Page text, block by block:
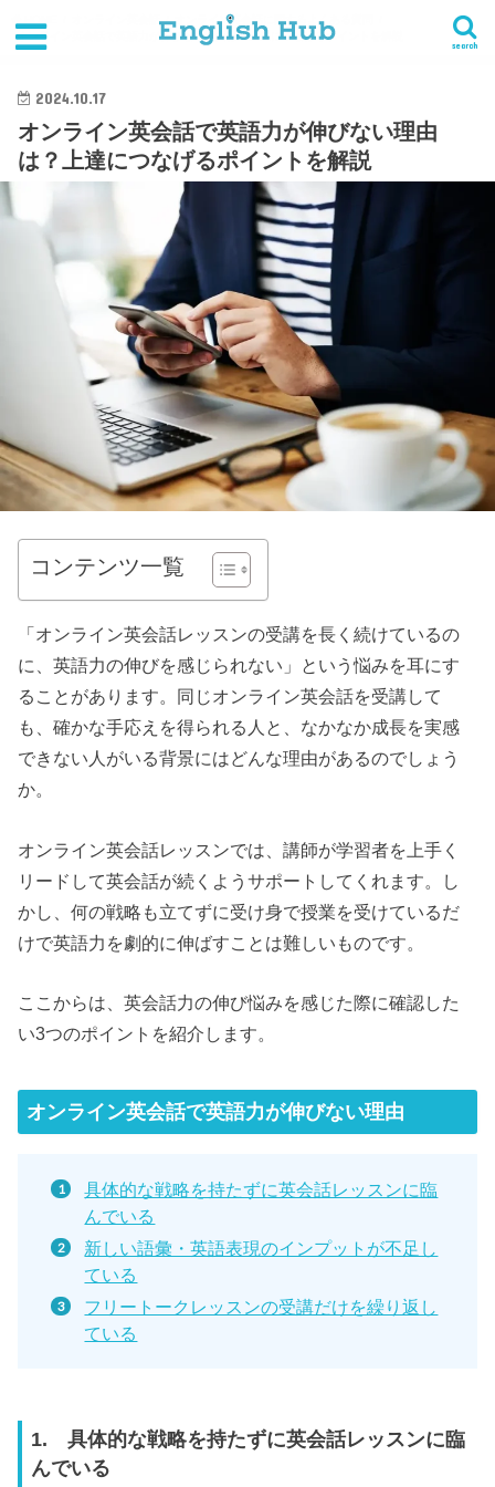
search
オンライン英会話
オンライン英会話に関するよくある質問
オンライン英会話で英語力が伸びない理由は？上達につなげるポイントを解説
2024.10.17
オンライン英会話で英語力が伸びない理由
は？上達につなげるポイントを解説
コンテンツ一覧
「オンライン英会話レッスンの受講を長く続けているの
に、英語力の伸びを感じられない」という悩みを耳にす
ることがあります。同じオンライン英会話を受講して
も、確かな手応えを得られる人と、なかなか成長を実感
できない人がいる背景にはどんな理由があるのでしょう
か。
オンライン英会話レッスンでは、講師が学習者を上手く
リードして英会話が続くようサポートしてくれます。し
かし、何の戦略も立てずに受け身で授業を受けているだ
けで英語力を劇的に伸ばすことは難しいものです。
ここからは、英会話力の伸び悩みを感じた際に確認した
い3つのポイントを紹介します。
オンライン英会話で英語力が伸びない理由
具体的な戦略を持たずに英会話レッスンに臨
んでいる
新しい語彙・英語表現のインプットが不足し
ている
フリートークレッスンの受講だけを繰り返し
ている
1. 具体的な戦略を持たずに英会話レッスンに臨
んでいる